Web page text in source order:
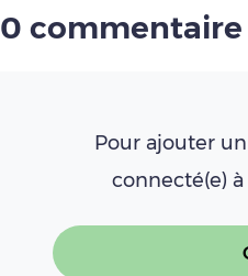
0 commentaire
Pour ajouter
connecté(e)